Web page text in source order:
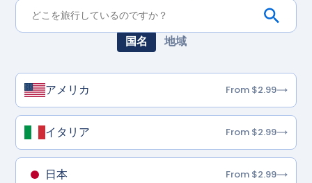
国名 地域
アメリカ From $2.99
イタリア From $2.99
日本 From $2.99